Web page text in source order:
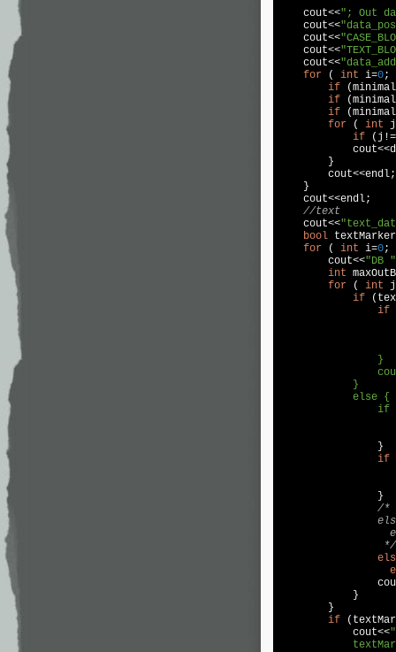
cout<<"; Out
cout<<
cout<<
cout<<
cout<<
for ( int i=0;
if
if
if
for ( int
if (j!=
cout
        }
cout<<endl;
    }
cout<<endl;
//text
cout<<
bool
for ( int i=0;
cout<<"DB "
int
for ( int
if
if
                }
            }
            else {
if
                }
if
                }
/*
                 */
            }
        }
if
cout<<